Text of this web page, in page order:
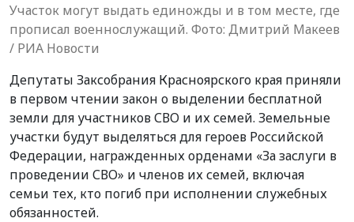
Участок могут выдать единожды и в том месте, где
прописал военнослужащий. Фото: Дмитрий Макеев
/ РИА Новости
Депутаты Заксобрания Красноярского края приняли
в первом чтении закон о выделении бесплатной
земли для участников СВО и их семей. Земельные
участки будут выделяться для героев Российской
Федерации, награжденных орденами «За заслуги в
проведении СВО» и членов их семей, включая
семьи тех, кто погиб при исполнении служебных
обязанностей.